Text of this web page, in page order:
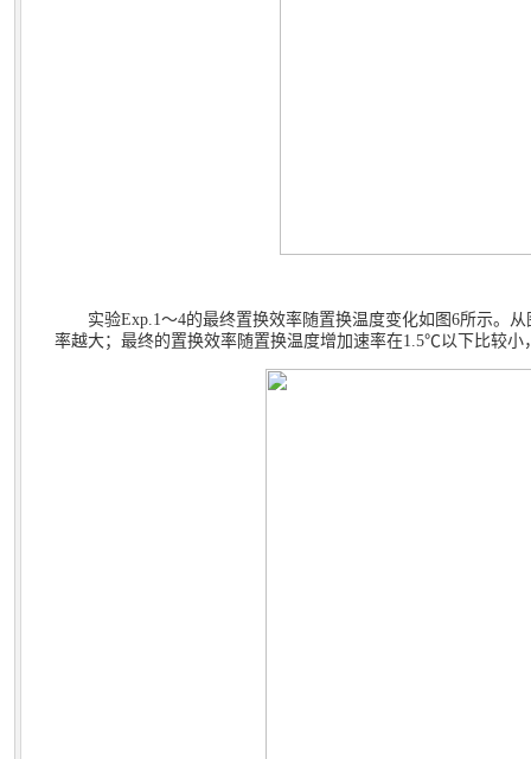
实验Exp.1 ～4的最终置换效率随置换温度变化如图6所示。从
率越大；最终的置换效率随置换温度增加速率在1.5℃以下比较小